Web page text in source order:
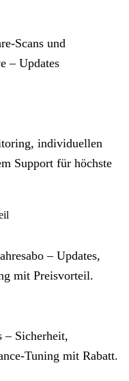
und
– Updates
individuellen
Support für höchste
– Updates,
mit Preisvorteil.
– Sicherheit,
mit Rabatt.